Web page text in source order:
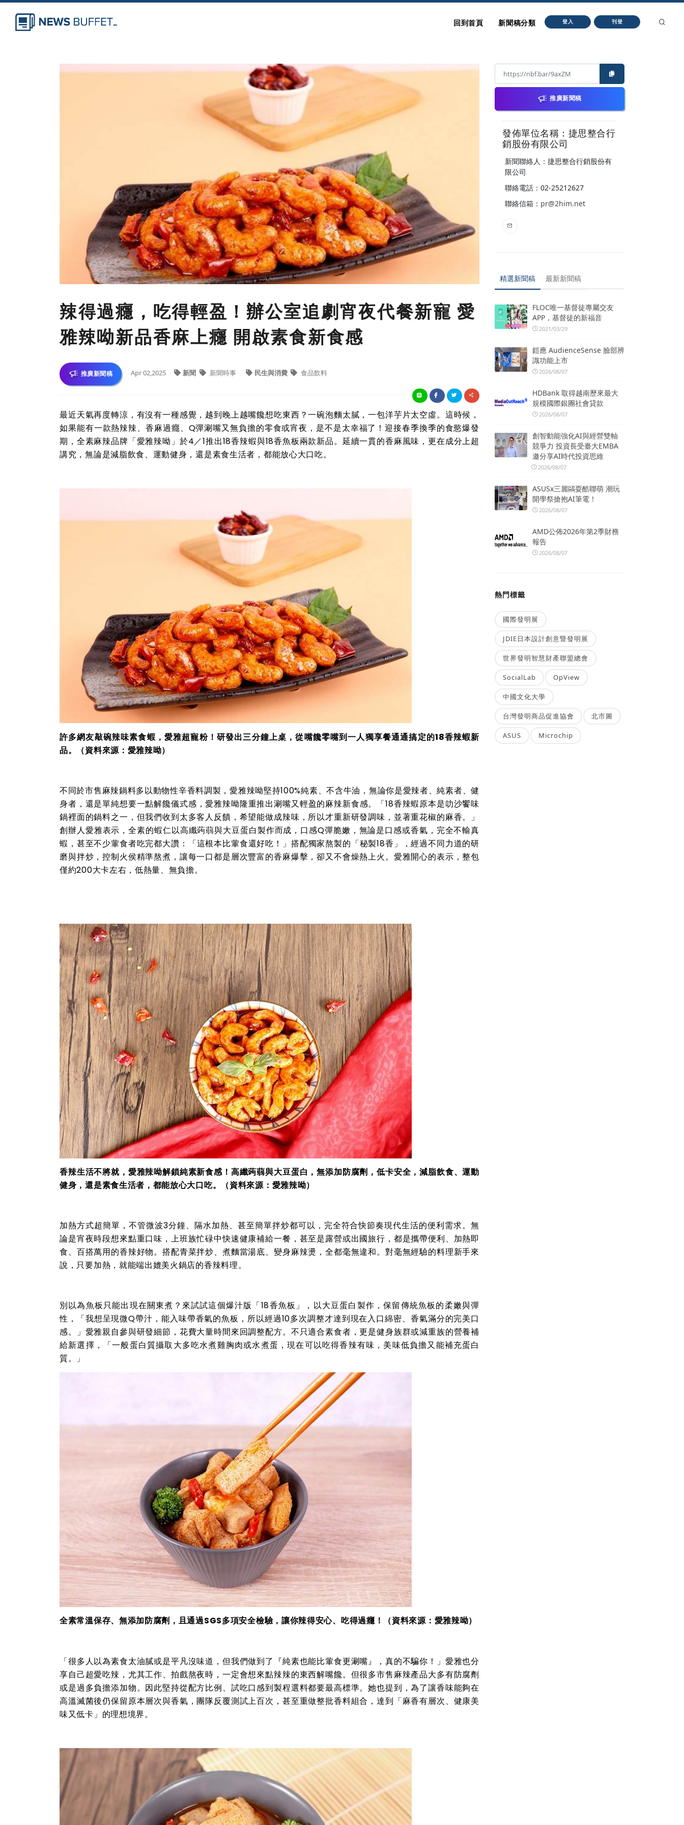
回到首頁 新聞稿分類 登入 刊登
辣得過癮，吃得輕盈！辦公室追劇宵夜代餐新寵 愛
雅辣呦新品香麻上癮 開啟素食新食感
推廣新聞稿 Apr 02,2025 新聞 新聞時事 民生與消費 食品飲料
最近天氣再度轉涼，有沒有一種感覺，越到晚上越嘴饞想吃東西？一碗泡麵太膩，一包洋芋片太空虛。這時候，
如果能有一款熱辣辣、香麻過癮、Q彈涮嘴又無負擔的零食或宵夜，是不是太幸福了！迎接春季換季的食慾爆發
期，全素麻辣品牌「愛雅辣呦」於4／1推出18香辣蝦與18香魚板兩款新品。延續一貫的香麻風味，更在成分上超
講究，無論是減脂飲食、運動健身，還是素食生活者，都能放心大口吃。
許多網友敲碗辣味素食蝦，愛雅超寵粉！研發出三分鐘上桌，從嘴饞零嘴到一人獨享餐通通搞定的18香辣蝦新
品。
（資料來源：愛雅辣呦）
不同於市售麻辣鍋料多以動物性辛香料調製，愛雅辣呦堅持100%純素、不含牛油，無論你是愛辣者、純素者、健
身者，還是單純想要一點解饞儀式感，愛雅辣呦隆重推出涮嘴又輕盈的麻辣新食感。「18香辣蝦原本是叻沙饗味
鍋裡面的鍋料之一，但我們收到太多客人反饋，希望能做成辣味，所以才重新研發調味，並著重花椒的麻香。」
創辦人愛雅表示，全素的蝦仁以高纖蒟蒻與大豆蛋白製作而成，口感Q彈脆嫩，無論是口感或香氣，完全不輸真
蝦，甚至不少葷食者吃完都大讚：「這根本比葷食還好吃！」搭配獨家熬製的「秘製18香」，經過不同力道的研
磨與拌炒，控制火侯精準熬煮，讓每一口都是層次豐富的香麻爆擊，卻又不會燥熱上火。愛雅開心的表示，整包
僅約200大卡左右，低熱量、無負擔。
香辣生活不將就，愛雅辣呦解鎖純素新食感！高纖蒟蒻與大豆蛋白，無添加防腐劑，低卡安全，減脂飲食、運動
健身，還是素食生活者，都能放心大口吃。（資料來源：愛雅辣呦）
加熱方式超簡單，不管微波3分鐘、隔水加熱、甚至簡單拌炒都可以，完全符合快節奏現代生活的便利需求。無
論是宵夜時段想來點重口味，上班族忙碌中快速健康補給一餐，甚至是露營或出國旅行，都是攜帶便利、加熱即
食、百搭萬用的香辣好物。搭配青菜拌炒、煮麵當湯底、變身麻辣燙，全都毫無違和。對毫無經驗的料理新手來
說，只要加熱，就能端出媲美火鍋店的香辣料理。
別以為魚板只能出現在關東煮？來試試這個爆汁版「18香魚板」，以大豆蛋白製作，保留傳統魚板的柔嫩與彈
性，「我想呈現微Q帶汁，能入味帶香氣的魚板，所以經過10多次調整才達到現在入口綿密、香氣滿分的完美口
感。」愛雅親自參與研發細節，花費大量時間來回調整配方。不只適合素食者，更是健身族群或減重族的營養補
給新選擇，「一般蛋白質攝取大多吃水煮雞胸肉或水煮蛋，現在可以吃得香辣有味，美味低負擔又能補充蛋白
質。」
全素常溫保存、無添加防腐劑，且通過SGS多項安全檢驗，讓你辣得安心、吃得過癮！（資料來源：愛雅辣呦）
「很多人以為素食太油膩或是平凡沒味道，但我們做到了『純素也能比葷食更涮嘴』，真的不騙你！」愛雅也分
享自己超愛吃辣，尤其工作、拍戲熬夜時，一定會想來點辣辣的東西解嘴饞。但很多市售麻辣產品大多有防腐劑
或是過多負擔添加物。因此堅持從配方比例、試吃口感到製程選料都要最高標準。她也提到，為了讓香味能夠在
高溫滅菌後仍保留原本層次與香氣，團隊反覆測試上百次，甚至重做整批香料組合，達到「麻香有層次、健康美
味又低卡」的理想境界。
推廣新聞稿
發佈單位名稱：捷思整合行
銷股份有限公司
新聞聯絡人：捷思整合行銷股份有
限公司
聯絡電話：02-25212627
聯絡信箱： pr@2him.net
精選新聞稿 最新新聞稿
FLOC唯一基督徒專屬交友
APP，基督徒的新福音
2021/03/29
鎧應 AudienceSense 臉部辨
識功能上市
2026/08/07
HDBank 取得越南歷來最大
規模國際銀團社會貸款
2026/08/07
創智動能強化AI與經營雙軸
競爭力 投資長受臺大EMBA
邀分享AI時代投資思維
2026/08/07
ASUSx三麗鷗耍酷聯萌 潮玩
開學祭搶抱AI筆電！
2026/08/07
AMD公佈2026年第2季財務
報告
2026/08/07
熱門標籤
國際發明展
JDIE日本設計創意暨發明展
世界發明智慧財產聯盟總會
SocialLab OpView
中國文化大學
台灣發明商品促進協會 北市圖
ASUS Microchip